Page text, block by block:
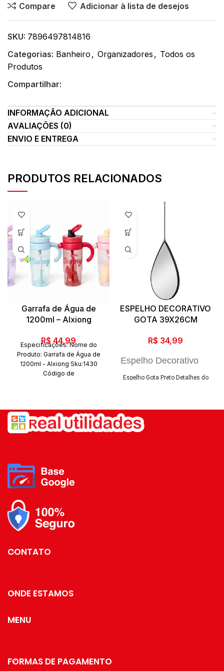
Compare
Adicionar à lista de desejos
SKU: 7896497814816
Categorias: Banheiro , Organizadores , Todos os
Produtos
Compartilhar:
INFORMAÇÃO ADICIONAL
AVALIAÇÕES (0)
ENVIO E ENTREGA
PRODUTOS RELACIONADOS
Garrafa de Água de
1200ml – Alxiong
R$ 44,99
Especificações: Nome do
Produto: Garrafa de Água de
1200ml - Alxiong Sku:1430
Código de
embalagem: 1 Garrafa
Quantidade de peças: 1 Peça
ESPELHO DECORATIVO
GOTA 39X26CM
R$ 34,99
Espelho Decorativo
Gota
Espelho Gota Preto Detalhes do
39,0 X 26,0 x 2,0 cm (LxAxP)
corrente: 30 cm - peso: 375 g -
Embalagem com 1 peça ...
CONTATO
ONDE ESTAMOS
MENU
FORMAS DE PAGAMENTO